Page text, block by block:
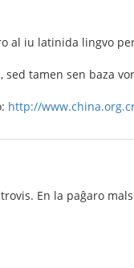
al iu latinida lingvo
sed tamen sen baza
http://
En la paĝaro